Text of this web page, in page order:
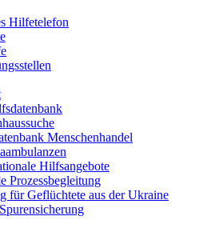
Hilfetelefon
Menschenhandel
Hilfsangebote
Prozessbegleitung
für Geflüchtete aus der Ukraine